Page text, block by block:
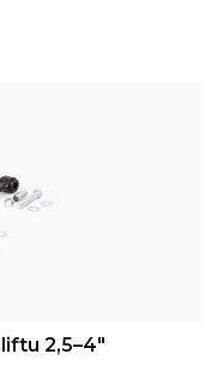
2,5–4"